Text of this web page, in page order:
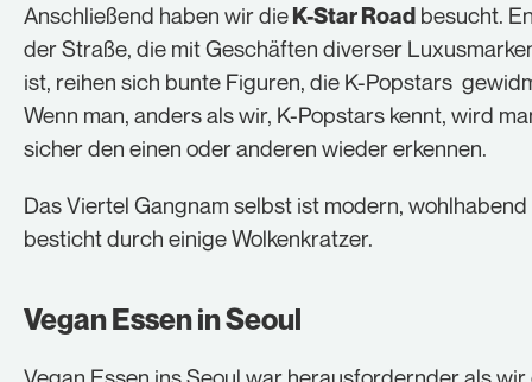
Anschließend haben wir dieK-Star Road besucht.
der Straße, die mit Geschäften diverser
ist, reihen sich bunte Figuren, die K-Popstars
Wenn man, anders als wir, K-Popstars kennt, wird
sicher den einen oder anderen wieder erkennen.
Das Viertel Gangnam selbst ist modern,
besticht durch einige Wolkenkratzer.
Vegan Essen in Seoul